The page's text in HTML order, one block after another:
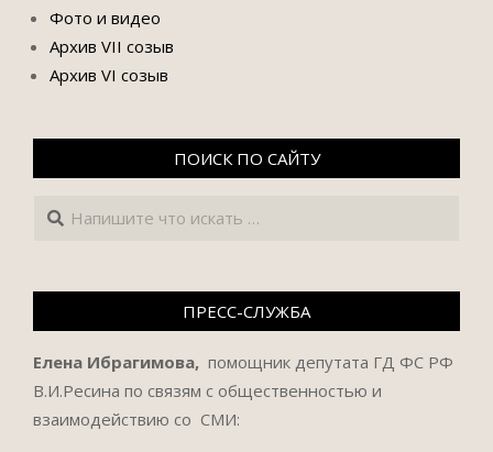
Фото и видео
Архив VII созыв
Архив VI созыв
ПОИСК ПО САЙТУ
Поиск
ПРЕСС-СЛУЖБА
Елена Ибрагимова, помощник депутата ГД ФС РФ
В.И.Ресина по связям с общественностью и
взаимодействию со СМИ: